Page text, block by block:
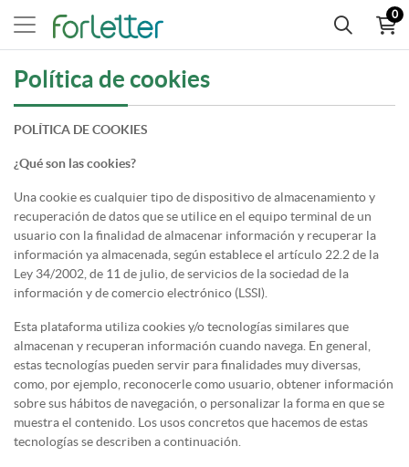
0
Política de cookies
POLÍTICA DE COOKIES
¿Qué son las cookies?
Una cookie es cualquier tipo de dispositivo de almacenamiento y
recuperación de datos que se utilice en el equipo terminal de un
usuario con la finalidad de almacenar información y recuperar la
información ya almacenada, según establece el artículo 22.2 de la
Ley 34/2002, de 11 de julio, de servicios de la sociedad de la
información y de comercio electrónico (LSSI).
Esta plataforma utiliza cookies y/o tecnologías similares que
almacenan y recuperan información cuando navega. En general,
estas tecnologías pueden servir para finalidades muy diversas,
como, por ejemplo, reconocerle como usuario, obtener información
sobre sus hábitos de navegación, o personalizar la forma en que se
muestra el contenido. Los usos concretos que hacemos de estas
tecnologías se describen a continuación.